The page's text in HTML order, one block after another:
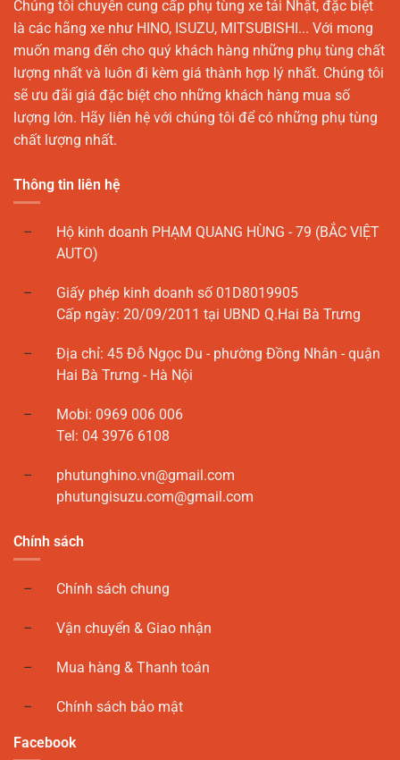
Chúng tôi chuyên cung cấp phụ tùng xe tải Nhật, đặc biệt
là các hãng xe như HINO, ISUZU, MITSUBISHI... Với mong
muốn mang đến cho quý khách hàng những phụ tùng chất
lượng nhất và luôn đi kèm giá thành hợp lý nhất. Chúng tôi
sẽ ưu đãi giá đặc biệt cho những khách hàng mua số
lượng lớn. Hãy liên hệ với chúng tôi để có những phụ tùng
chất lượng nhất.
Thông tin liên hệ
Hộ kinh doanh PHẠM QUANG HÙNG - 79 (BẮC VIỆT
AUTO)
Giấy phép kinh doanh số 01D8019905
Cấp ngày: 20/09/2011 tại UBND Q.Hai Bà Trưng
Địa chỉ: 45 Đỗ Ngọc Du - phường Đồng Nhân - quận
Hai Bà Trưng - Hà Nội
Mobi: 0969 006 006
Tel: 04 3976 6108
phutunghino.vn@gmail.com
phutungisuzu.com@gmail.com
Chính sách
Chính sách chung
Vận chuyển & Giao nhận
Mua hàng & Thanh toán
Chính sách bảo mật
Facebook